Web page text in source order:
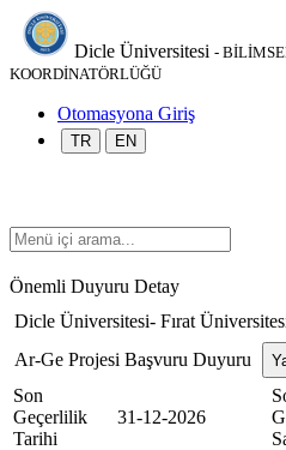
Dicle Üniversitesi -
KOORDİNATÖRLÜĞÜ
Otomasyona Giriş
TR EN
Önemli Duyuru Detay
Dicle Üniversitesi- Fırat
Ar-Ge Projesi Başvuru Duyuru
Son
Geçerlilik
Tarihi
31-12-2026